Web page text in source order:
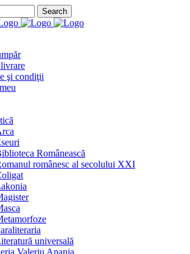
şi condiţii
Românească
românesc al secolului XXI
universală
Valeriu Anania